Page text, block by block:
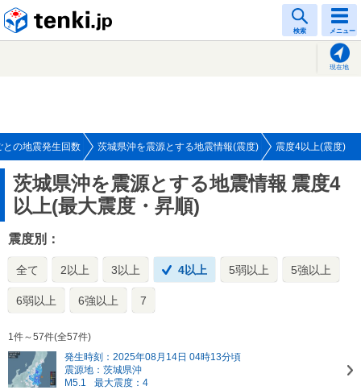
検索 メニュー
現在地
との地震発生回数 茨城県沖を震源とする地震情報(震度) 震度4以上(震度)
茨城県沖を震源とする地震情報 震度4
以上(最大震度・昇順)
震度別：
全て 2以上 3以上 4以上 5弱以上 5強以上
6弱以上 6強以上 7
1件～57件(全57件)
発生時刻：2025年08月14日 04時13分頃
震源地：茨城県沖
M5.1
最大震度：4